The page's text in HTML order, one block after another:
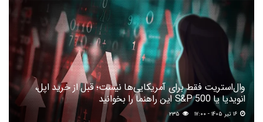
وال‌استریت فقط برای آمریکایی‌ها نیست؛ قبل از خرید اپل،
انویدیا یا S&P 500 این راهنما را بخوانید
۲۳۵